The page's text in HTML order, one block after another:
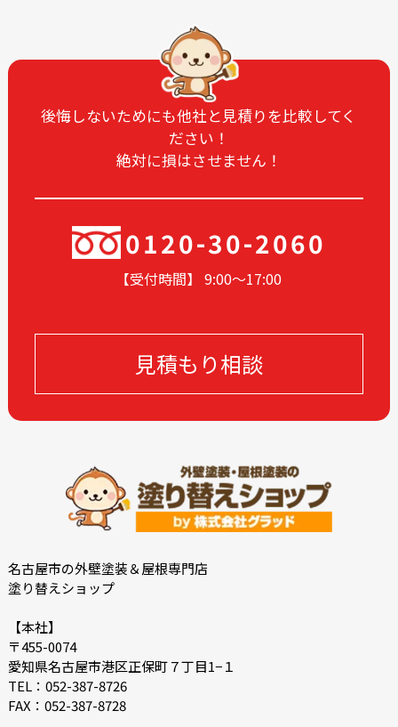
2025-02
2025-01
2024-12
2024-08
2024-07
2024-06
2024-05
2024-02
2024-01
2023-11
2023-08
2023-05
2023-03
2023-02
2023-01
2022-12
2022-10
2022-07
2022-06
2022-05
2022-04
2022-03
2022-02
2021-12
2021-10
2021-06
2021-04
2021-02
後悔しないためにも他社と見積りを比較してく
ださい！
絶対に損はさせません！
0120-30-2060
【受付時間】 9:00〜17:00
見積もり相談
名古屋市の外壁塗装＆屋根専門店
塗り替えショップ
【本社】
〒455-0074
愛知県名古屋市港区正保町７丁目1−１
TEL：052-387-8726
FAX：052-387-8728